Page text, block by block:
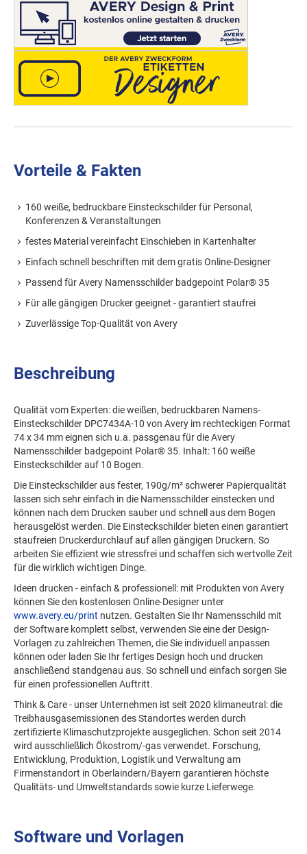
Vorteile & Fakten
160 weiße, bedruckbare Einsteckschilder für Personal,
Konferenzen & Veranstaltungen
festes Material vereinfacht Einschieben in Kartenhalter
Einfach schnell beschriften mit dem gratis Online-Designer
Passend für Avery Namensschilder badgepoint Polar® 35
Für alle gängigen Drucker geeignet - garantiert staufrei
Zuverlässige Top-Qualität von Avery
Beschreibung
Qualität vom Experten: die weißen, bedruckbaren Namens-
Einsteckschilder DPC7434A-10 von Avery im rechteckigen Format
74 x 34 mm eignen sich u.a. passgenau für die Avery
Namensschilder badgepoint Polar® 35. Inhalt: 160 weiße
Einsteckschilder auf 10 Bogen.
Die Einsteckschilder aus fester, 190g/m² schwerer Papierqualität
lassen sich sehr einfach in die Namensschilder einstecken und
können nach dem Drucken sauber und schnell aus dem Bogen
herausgelöst werden. Die Einsteckschilder bieten einen garantiert
staufreien Druckerdurchlauf auf allen gängigen Druckern. So
arbeiten Sie effizient wie stressfrei und schaffen sich wertvolle Zeit
für die wirklich wichtigen Dinge.
Ideen drucken - einfach & professionell: mit Produkten von Avery
können Sie den kostenlosen Online-Designer unter
www.avery.eu/print nutzen. Gestalten Sie Ihr Namensschild mit
der Software komplett selbst, verwenden Sie eine der Design-
Vorlagen zu zahlreichen Themen, die Sie individuell anpassen
können oder laden Sie Ihr fertiges Design hoch und drucken
anschließend standgenau aus. So schnell und einfach sorgen Sie
für einen professionellen Auftritt.
Think & Care - unser Unternehmen ist seit 2020 klimaneutral: die
Treibhausgasemissionen des Standortes werden durch
zertifizierte Klimaschutzprojekte ausgeglichen. Schon seit 2014
wird ausschließlich Ökostrom/-gas verwendet. Forschung,
Entwicklung, Produktion, Logistik und Verwaltung am
Firmenstandort in Oberlaindern/Bayern garantieren höchste
Qualitäts- und Umweltstandards sowie kurze Lieferwege.
Software und Vorlagen